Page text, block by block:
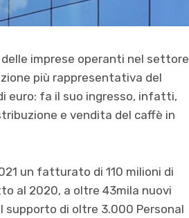
imprese operanti nel settore
più rappresentativa del
euro: fa il suo ingresso, infatti,
e vendita del caffè in
un fatturato di 110 milioni di
al 2020, a oltre 43mila nuovi
supporto di oltre 3.000 Personal